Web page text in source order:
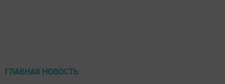
ГЛАВНАЯ НОВОСТЬ